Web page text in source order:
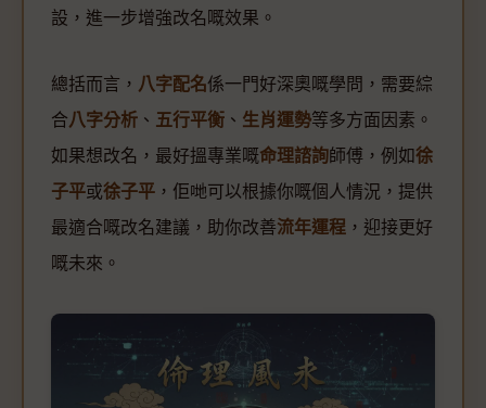
設，進一步增強改名嘅效果。
總括而言， 八字配名係一門好深奧嘅學問，需要綜
合八字分析 、 五行平衡 、 生肖運勢等多方面因素。
如果想改名，最好搵專業嘅命理諮詢師傅，例如徐
子平或徐子平 ，佢哋可以根據你嘅個人情況，提供
最適合嘅改名建議，助你改善流年運程 ，迎接更好
嘅未來。